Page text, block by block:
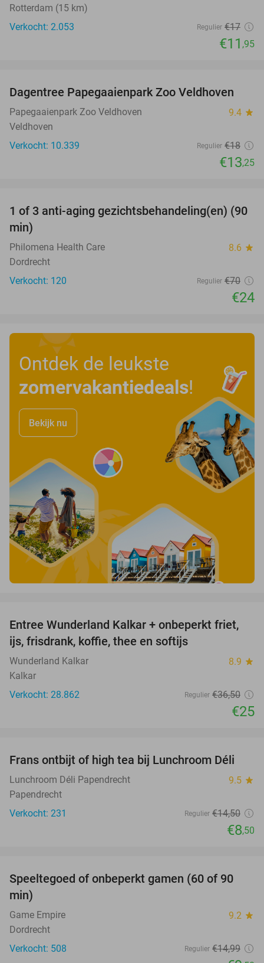
Rotterdam (15 km)
Verkocht: 2.053
Regulier €17
€11 ,95
26%
Dagentree Papegaaienpark Zoo Veldhoven
Papegaaienpark Zoo Veldhoven 9.4 star
Veldhoven
Verkocht: 10.339
Regulier €18
€13,25
66%
1 of 3 anti-aging gezichtsbehandeling(en) (90
min)
Philomena Health Care 8.6 star
Dordrecht
Verkocht: 120
Regulier €70
€24
Ontdek de leukste
zomervakantiedeals!
Bekijk nu
32%
Entree Wunderland Kalkar + onbeperkt friet,
ijs, frisdrank, koffie, thee en softijs
Wunderland Kalkar 8.9 star
Kalkar
Verkocht: 28.862
Regulier €36,50
€25
41%
Frans ontbijt of high tea bij Lunchroom Déli
Lunchroom Déli Papendrecht 9.5 star
Papendrecht
Verkocht: 231
Regulier €14,50
€8,50
37%
Speeltegoed of onbeperkt gamen (60 of 90
min)
Game Empire 9.2 star
Dordrecht
Verkocht: 508
Regulier €14,99